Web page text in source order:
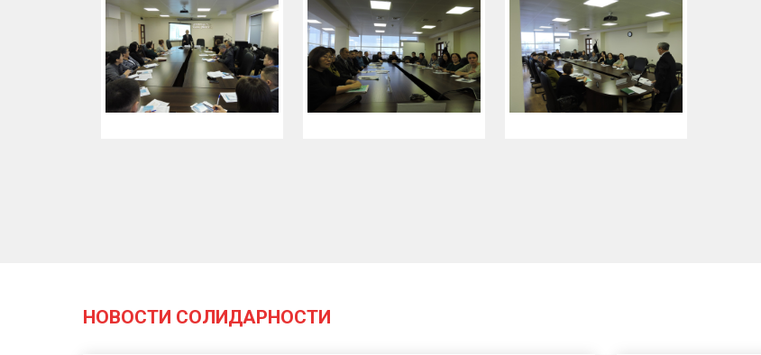
НОВОСТИ СОЛИДАРНОСТИ